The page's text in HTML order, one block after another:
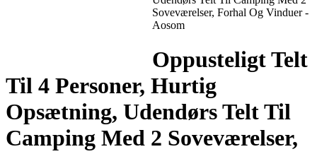
Soveværelser, Forhal Og Vinduer -
Aosom
Oppusteligt Telt
Til 4 Personer, Hurtig
Opsætning, Udendørs Telt Til
Camping Med 2 Soveværelser,